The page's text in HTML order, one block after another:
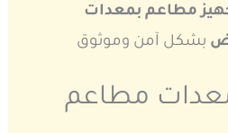
مطاعم بمعدات
بشكل آمن وموثوق
مطاعم